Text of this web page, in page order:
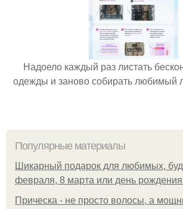
Надоело каждый раз листать
одежды и заново собирать любимый
Популярные материалы
Шикарный подарок для любимых,
февраля, 8 марта или день
Прическа - не просто волосы, а